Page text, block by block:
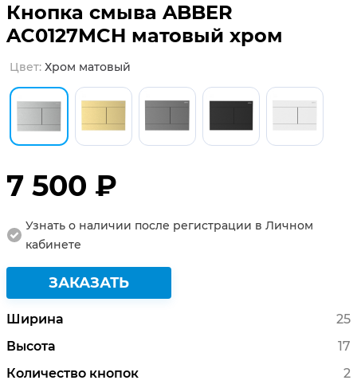
Кнопка смыва ABBER
AC0127MCH матовый хром
цвет: хром матовый
7 500 ₽
Узнать о наличии после регистрации в Личном
кабинете
ЗАКАЗАТЬ
Ширина
25
Высота
17
Количество кнопок
2